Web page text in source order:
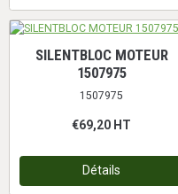
SILENTBLOC MOTEUR
1507975
1507975
€69,20 HT
Détails